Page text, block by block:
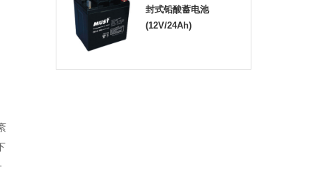
封式铅酸蓄电池
(12V/24Ah)